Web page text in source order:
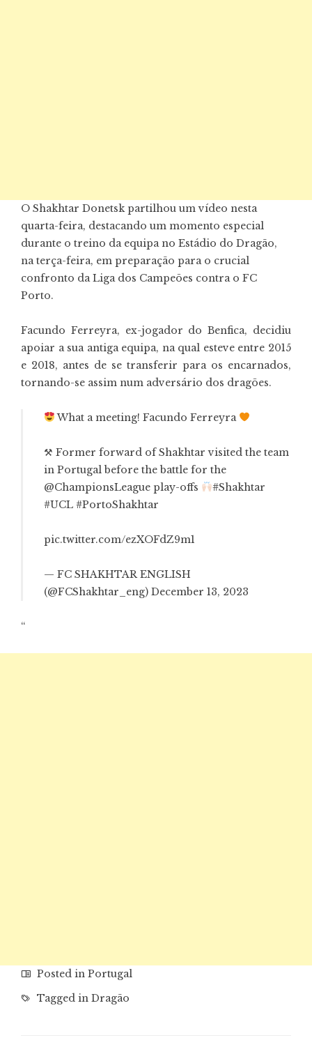
O Shakhtar Donetsk partilhou um vídeo nesta
quarta-feira, destacando um momento especial
durante o treino da equipa no Estádio do Dragão,
na terça-feira, em preparação para o crucial
confronto da Liga dos Campeões contra o FC
Porto.
Facundo Ferreyra, ex-jogador do Benfica, decidiu
apoiar a sua antiga equipa, na qual esteve entre 2015
e 2018, antes de se transferir para os encarnados,
tornando-se assim num adversário dos dragões.
What a meeting! Facundo Ferreyra
⚒ Former forward of Shakhtar visited the team
in Portugal before the battle for the
@ChampionsLeague play-offs
#Shakhtar
#UCL #PortoShakhtar
pic.twitter.com/ezXOFdZ9m1
— FC SHAKHTAR ENGLISH
(@FCShakhtar_eng) December 13, 2023
“
Posted in Portugal
Tagged in Dragão